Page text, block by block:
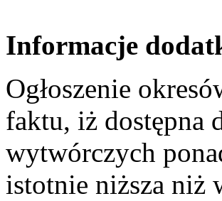
Informacje
Ogłoszenie
faktu, iż dostępna
wytwórczych
istotnie niższa niż